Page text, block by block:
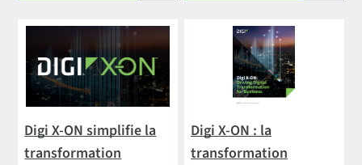
Digi X-ON simplifie la
transformation
Digi X-ON : la
transformation